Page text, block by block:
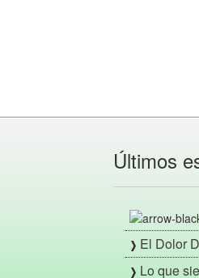
Últimos
El Dolor
Lo que